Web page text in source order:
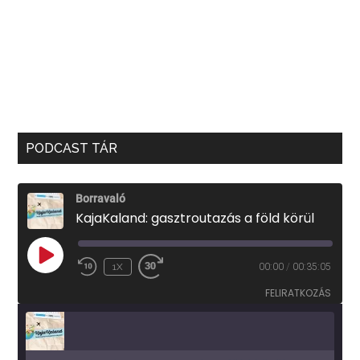
PODCAST TÁR
Borravaló
KajaKaland: gasztroutazás a föld körül
PLAY
EPISODE
1X 00:00 / 00:35:05
FELIRATKOZÁS